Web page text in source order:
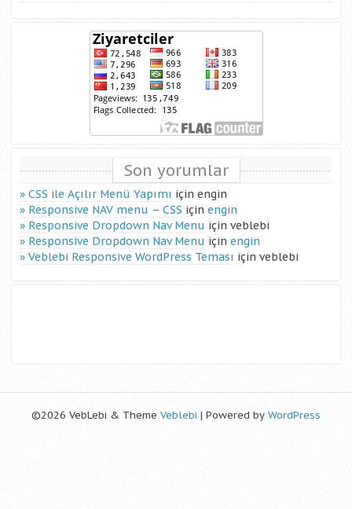
Son yorumlar
CSS ile Açılır Menü Yapımı için engin
Responsive NAV menu – CSS için engin
Responsive Dropdown Nav Menu için veblebi
Responsive Dropdown Nav Menu için engin
Veblebi Responsive WordPress Teması için veblebi
©2026 VebLebi & Theme Veblebi | Powered by WordPress